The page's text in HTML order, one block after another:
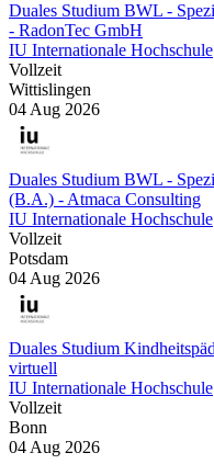
Duales Studium BWL -
- RadonTec GmbH
IU Internationale Hochschule
Vollzeit
Wittislingen
04 Aug 2026
Duales Studium BWL -
(B.A.) - Atmaca Consulting
IU Internationale Hochschule
Vollzeit
Potsdam
04 Aug 2026
Duales Studium
virtuell
IU Internationale Hochschule
Vollzeit
Bonn
04 Aug 2026